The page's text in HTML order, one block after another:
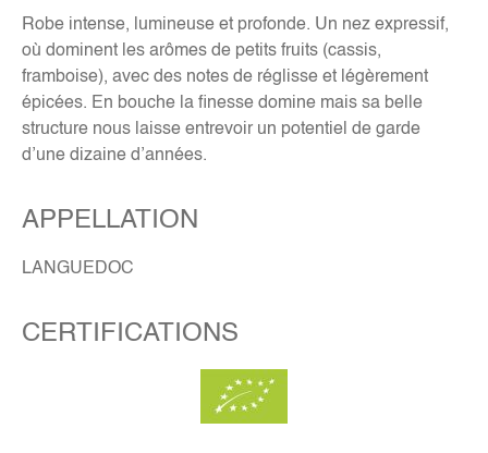
Robe intense, lumineuse et profonde. Un nez expressif,
où dominent les arômes de petits fruits (cassis,
framboise), avec des notes de réglisse et légèrement
épicées. En bouche la finesse domine mais sa belle
structure nous laisse entrevoir un potentiel de garde
d’une dizaine d’années.
APPELLATION
LANGUEDOC
CERTIFICATIONS